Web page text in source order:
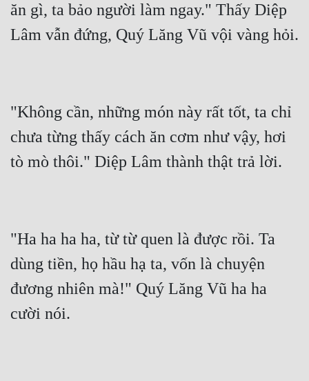
ăn gì, ta bảo người làm ngay." Thấy Diệp
"Không cần, những món này rất tốt, ta chỉ
chưa từng thấy cách ăn cơm như vậy, hơi
"Ha ha ha ha, từ từ quen là được rồi. Ta
dùng tiền, họ hầu hạ ta, vốn là chuyện
đương nhiên mà!" Quý Lăng Vũ ha ha